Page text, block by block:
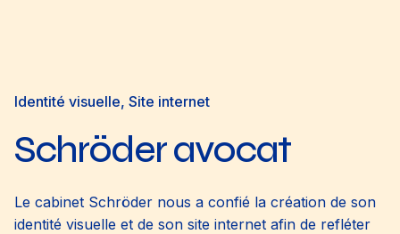
Identité visuelle Site internet
Schröder avocat
Le cabinet Schröder nous a confié la création de son
identité visuelle et de son site internet afin de refléter